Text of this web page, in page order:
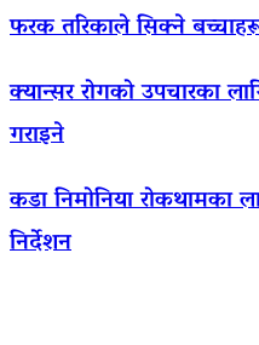
फरक तरिकाले सिक्ने
क्यान्सर रोगको उपचारका
गराइने
कडा निमोनिया रोकथामका
निर्देशन